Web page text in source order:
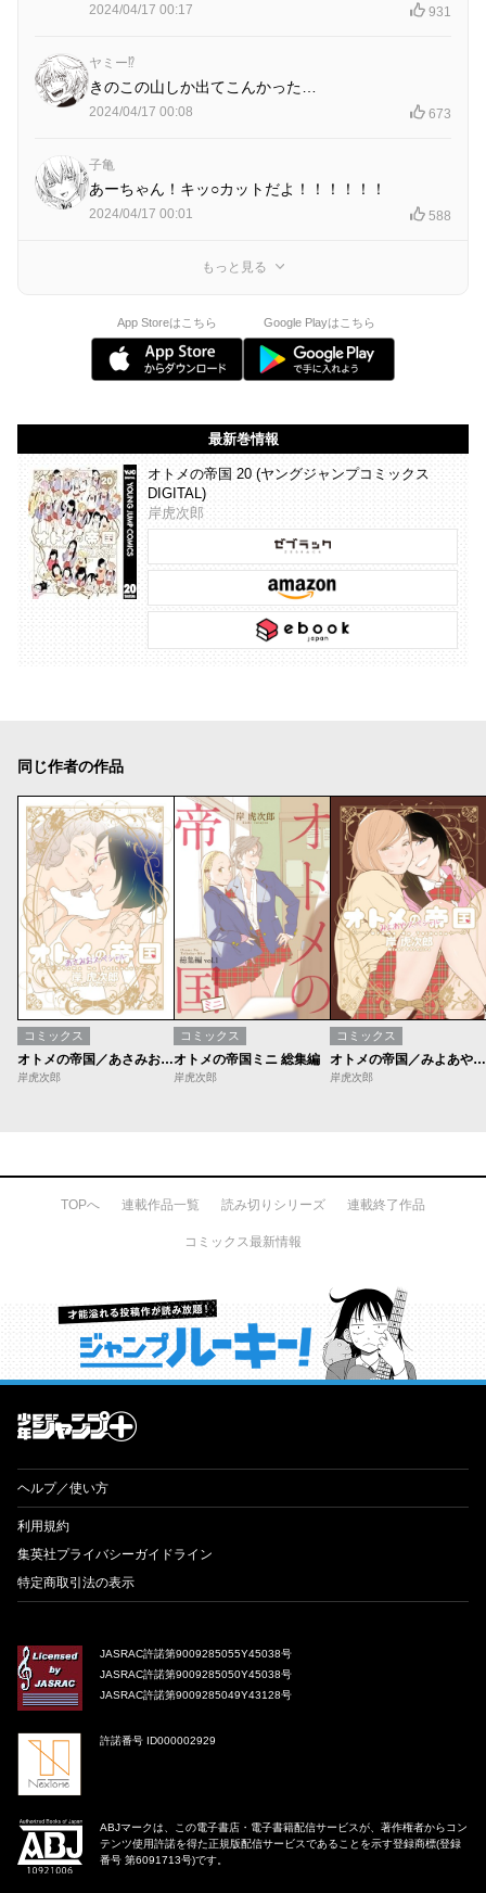
2024/04/17 00:17 931
ヤミー⁉️
きのこの山しか出てこんかった…
2024/04/17 00:08 673
子亀
あーちゃん！キッ○カットだよ！！！！！！
2024/04/17 00:01 588
もっと見る
App Storeはこちら Google Playはこちら
最新巻情報
オトメの帝国 20 (ヤングジャンプコミックス
DIGITAL)
岸虎次郎
同じ作者の作品
コミックス
オトメの帝国／あさみおスペシャル
岸虎次郎
コミックス
オトメの帝国ミニ 総集編
岸虎次郎
コミックス
オトメの帝国／みよあやスペシャル
岸虎次郎
TOPへ 連載作品一覧 読み切りシリーズ 連載終了作品
コミックス最新情報
才能溢れる投稿作が読み放題！ ジャンプルーキー！
ヘルプ／使い方
利用規約
集英社プライバシーガイドライン
特定商取引法の表示
JASRAC許諾第9009285055Y45038号
JASRAC許諾第9009285050Y45038号
JASRAC許諾第9009285049Y43128号
許諾番号 ID000002929
ABJマークは、この電子書店・電子書籍配信サービスが、著作権者からコン
テンツ使用許諾を得た正規版配信サービスであることを示す登録商標(登録
番号 第6091713号)です。